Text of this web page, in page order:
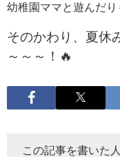
幼稚園ママと遊んだ
そのかわり、夏休
～～～！🔥
この記事を書いた人